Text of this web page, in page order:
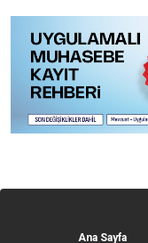
Ana Sayfa